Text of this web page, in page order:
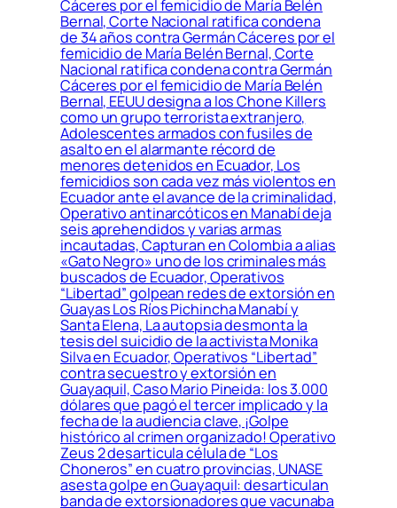
Cáceres por el femicidio de María Belén
Bernal, Corte Nacional ratifica condena
de 34 años contra Germán Cáceres por el
femicidio de María Belén Bernal, Corte
Nacional ratifica condena contra Germán
Cáceres por el femicidio de María Belén
Bernal, EEUU designa a los Chone Killers
como un grupo terrorista extranjero,
Adolescentes armados con fusiles de
asalto en el alarmante récord de
menores detenidos en Ecuador, Los
femicidios son cada vez más violentos en
Ecuador ante el avance de la criminalidad,
Operativo antinarcóticos en Manabí deja
seis aprehendidos y varias armas
incautadas, Capturan en Colombia a alias
«Gato Negro» uno de los criminales más
buscados de Ecuador, Operativos
“Libertad” golpean redes de extorsión en
Guayas Los Ríos Pichincha Manabí y
Santa Elena, La autopsia desmonta la
tesis del suicidio de la activista Monika
Silva en Ecuador, Operativos “Libertad”
contra secuestro y extorsión en
Guayaquil, Caso Mario Pineida: los 3.000
dólares que pagó el tercer implicado y la
fecha de la audiencia clave, ¡Golpe
histórico al crimen organizado! Operativo
Zeus 2 desarticula célula de “Los
Choneros” en cuatro provincias, UNASE
asesta golpe en Guayaquil: desarticulan
banda de extorsionadores que vacunaba